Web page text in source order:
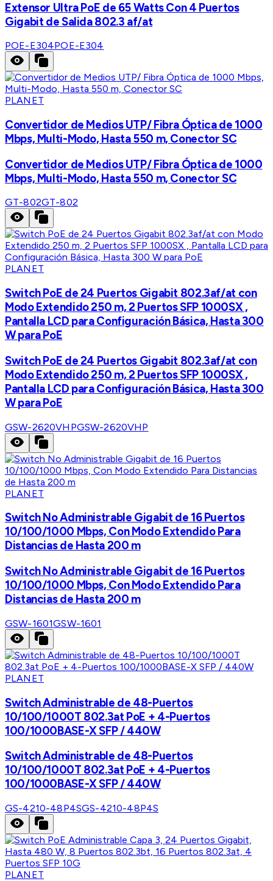
Extensor Ultra PoE de 65 Watts Con 4 Puertos
Gigabit de Salida 802.3 af/at
POE-E304POE-E304
PLANET
Convertidor de Medios UTP/ Fibra Óptica de 1000
Mbps, Multi-Modo, Hasta 550 m, Conector SC
Convertidor de Medios UTP/ Fibra Óptica de 1000
Mbps, Multi-Modo, Hasta 550 m, Conector SC
GT-802GT-802
PLANET
Switch PoE de 24 Puertos Gigabit 802.3af/at con
Modo Extendido 250 m, 2 Puertos SFP 1000SX ,
Pantalla LCD para Configuración Básica, Hasta 300
W para PoE
Switch PoE de 24 Puertos Gigabit 802.3af/at con
Modo Extendido 250 m, 2 Puertos SFP 1000SX ,
Pantalla LCD para Configuración Básica, Hasta 300
W para PoE
GSW-2620VHPGSW-2620VHP
PLANET
Switch No Administrable Gigabit de 16 Puertos
10/100/1000 Mbps, Con Modo Extendido Para
Distancias de Hasta 200 m
Switch No Administrable Gigabit de 16 Puertos
10/100/1000 Mbps, Con Modo Extendido Para
Distancias de Hasta 200 m
GSW-1601GSW-1601
PLANET
Switch Administrable de 48-Puertos
10/100/1000T 802.3at PoE + 4-Puertos
100/1000BASE-X SFP / 440W
Switch Administrable de 48-Puertos
10/100/1000T 802.3at PoE + 4-Puertos
100/1000BASE-X SFP / 440W
GS-4210-48P4SGS-4210-48P4S
PLANET